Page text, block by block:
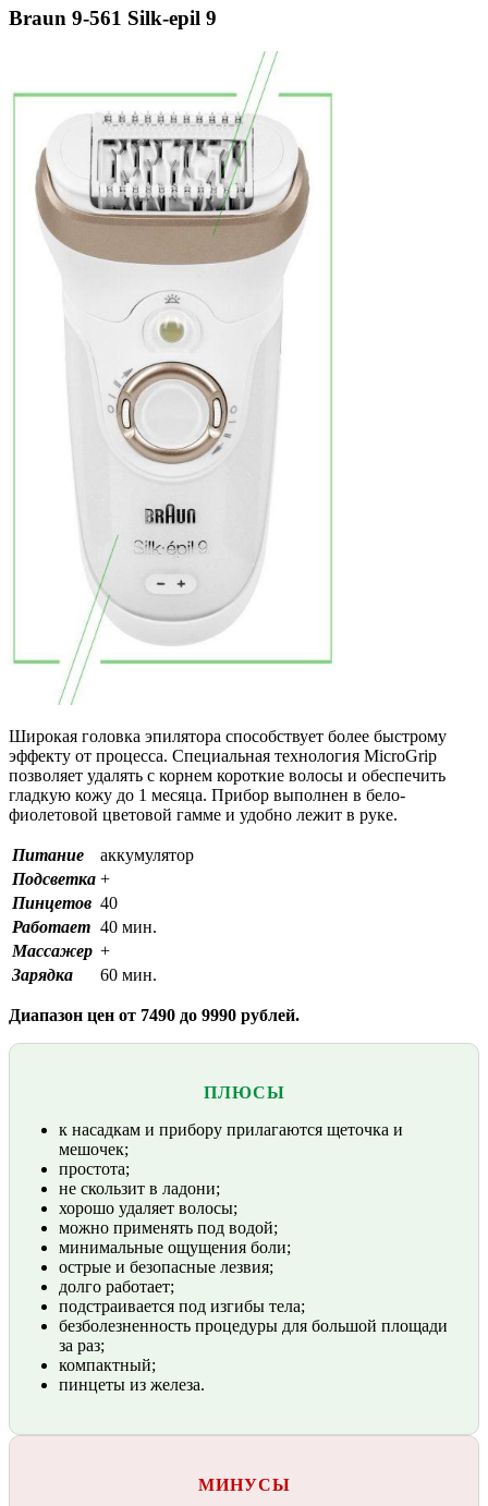
Braun 9-561 Silk-epil 9
Широкая головка эпилятора способствует более быстрому
эффекту от процесса. Специальная технология MicroGrip
позволяет удалять с корнем короткие волосы и обеспечить
гладкую кожу до 1 месяца. Прибор выполнен в бело-
фиолетовой цветовой гамме и удобно лежит в руке.
Питание
аккумулятор
Подсветка +
Пинцетов 40
Работает 40 мин.
Массажер +
Зарядка
60 мин.
Диапазон цен от 7490 до 9990 рублей.
ПЛЮСЫ
к насадкам и прибору прилагаются щеточка и
мешочек;
простота;
не скользит в ладони;
хорошо удаляет волосы;
можно применять под водой;
минимальные ощущения боли;
острые и безопасные лезвия;
долго работает;
подстраивается под изгибы тела;
безболезненность процедуры для большой площади
за раз;
компактный;
пинцеты из железа.
МИНУСЫ